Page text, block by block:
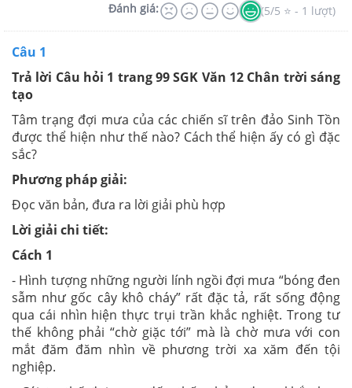
Đánh giá: (5/5 ⭐ - 1 lượt)
Câu 1
Trả lời Câu hỏi 1 trang 99 SGK Văn 12 Chân trời sáng
tạo
Tâm trạng đợi mưa của các chiến sĩ trên đảo Sinh Tồn
được thể hiện như thế nào? Cách thể hiện ấy có gì đặc
sắc?
Phương pháp giải:
Đọc văn bản, đưa ra lời giải phù hợp
Lời giải chi tiết:
Cách 1
- Hình tượng những người lính ngồi đợi mưa “bóng đen
sẫm như gốc cây khô cháy” rất đặc tả, rất sống động
qua cái nhìn hiện thực trụi trần khắc nghiệt. Trong tư
thế không phải “chờ giặc tới” mà là chờ mưa với con
mắt đăm đăm nhìn về phương trời xa xăm đến tội
nghiệp.